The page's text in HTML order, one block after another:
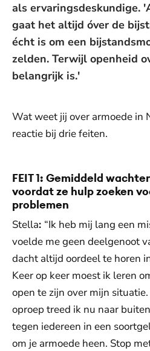
als ervaringsdeskundige.
gaat het altijd óver de
écht is om een
zelden. Terwijl openheid
belangrijk is.'
Wat weet jij over armoede in
reactie bij drie feiten.
FEIT 1: Gemiddeld
voordat ze hulp zoeken
problemen
Stella: “Ik heb mij lang een
voelde me geen deelgenoot
dacht altijd oordeel te horen
Keer op keer moest ik leren
open te zijn over mijn
oproep treed ik nu naar
tegen iedereen in een
om je armoede heen. Stop